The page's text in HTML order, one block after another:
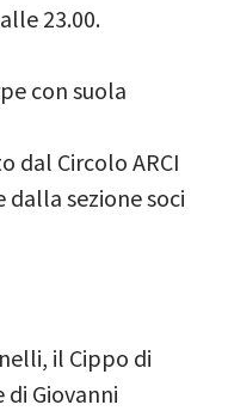
23.00.
con suola
dal Circolo ARCI
dalla sezione soci
il Cippo di
di Giovanni